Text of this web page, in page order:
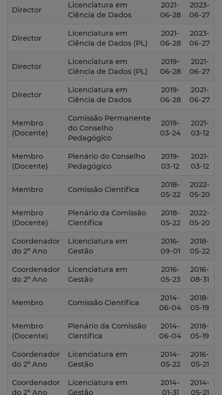
Director
Licenciatura em
Ciência de Dados
2021-
06-28
2023-
06-27
Director
Licenciatura em
Ciência de Dados (PL)
2021-
06-28
2023-
06-27
Director
Licenciatura em
Ciência de Dados (PL)
2019-
06-28
2021-
06-27
Director
Licenciatura em
Ciência de Dados
2019-
06-28
2021-
06-27
Membro
(Docente)
Comissão Permanente
do Conselho
Pedagógico
2019-
03-24
2021-
03-12
Membro
(Docente)
Plenário do Conselho
Pedagógico
2019-
03-12
2021-
03-12
Membro Comissão Científica
2018-
05-22
2022-
05-20
Membro
(Docente)
Plenário da Comissão
Científica
2018-
05-22
2022-
05-20
Coordenador
do 2º Ano
Licenciatura em
Gestão
2016-
09-01
2018-
05-22
Coordenador
do 2º Ano
Licenciatura em
Gestão
2016-
05-23
2016-
08-31
Membro Comissão Científica
2014-
06-04
2018-
05-19
Membro
(Docente)
Plenário da Comissão
Científica
2014-
06-04
2018-
05-19
Coordenador
do 2º Ano
Licenciatura em
Gestão
2014-
05-22
2016-
05-21
Coordenador
do 2º Ano
Licenciatura em
Gestão
2014-
01-31
2014-
05-21